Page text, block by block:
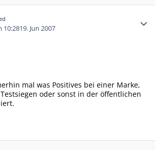
10:2819. Jun 2007
mal was Positives bei einer Marke,
oder sonst in der öffentlichen